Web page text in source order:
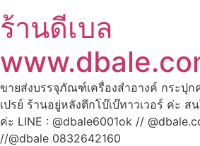
ร้านดีเบล
ขายส่งบรรจุภัณฑ์เครื่องสำอางค์ กระปุ
เปรย์ ร้านอยู่หลังตึกโบ๊เบ๊ทาวเวอร์ ค่ะ ส
ค่ะ LINE : @dbale6001ok //
//@dbale 0832642160